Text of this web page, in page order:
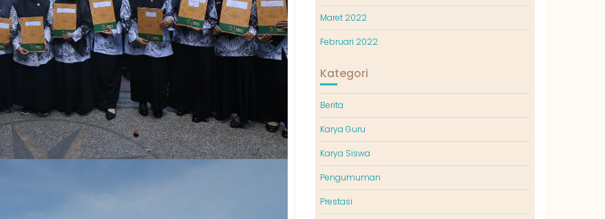
Maret 2022
Februari 2022
Kategori
Berita
Karya Guru
Karya Siswa
Pengumuman
Prestasi